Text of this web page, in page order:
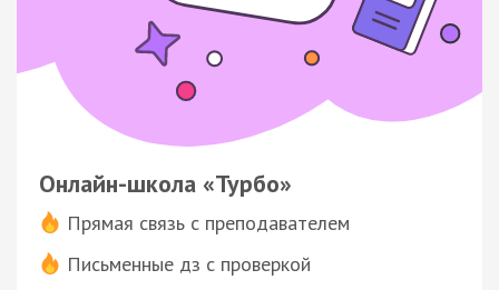
Онлайн-школа «Турбо»
Прямая связь с преподавателем
Письменные дз с проверкой